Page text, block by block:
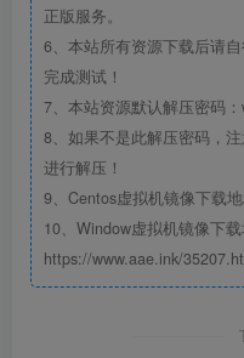
正版服务。
6、本站所有资源下载后请
完成测试！
7、本站资源默认解压密码
8、如果不是此解压密码，
进行解压！
9、Centos虚拟机镜像下载
10、Window虚拟机镜像下载
https://www.aae.ink/